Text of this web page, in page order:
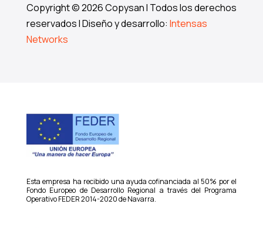
Copyright © 2026 Copysan I Todos los derechos
reservados I Diseño y desarrollo: Intensas
Networks
Esta empresa ha recibido una ayuda cofinanciada al 50% por el
Fondo Europeo de Desarrollo Regional a través del Programa
Operativo FEDER 2014-2020 de Navarra.